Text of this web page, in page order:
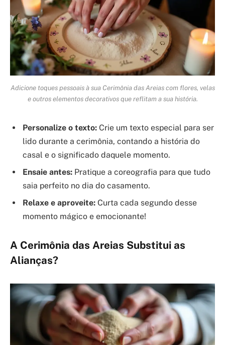
Adicione toques pessoais à sua Cerimônia das Areias com flores, velas
e outros elementos decorativos que reflitam a sua história.
Personalize o texto: Crie um texto especial para ser
lido durante a cerimônia, contando a história do
casal e o significado daquele momento.
Ensaie antes: Pratique a coreografia para que tudo
saia perfeito no dia do casamento.
Relaxe e aproveite: Curta cada segundo desse
momento mágico e emocionante!
A Cerimônia das Areias Substitui as
Alianças?